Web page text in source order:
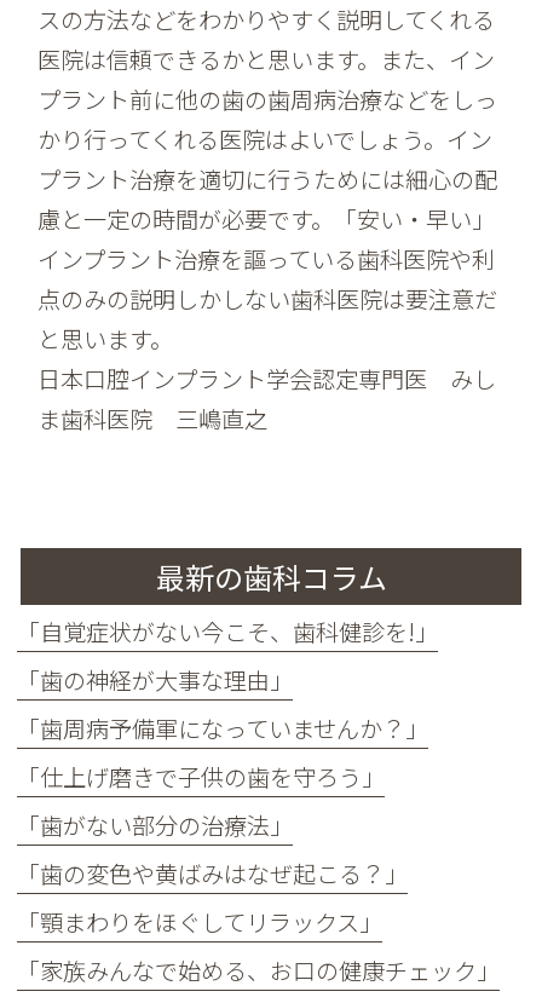
スの方法などをわかりやすく説明してくれる
医院は信頼できるかと思います。また、イン
プラント前に他の歯の歯周病治療などをしっ
かり行ってくれる医院はよいでしょう。イン
プラント治療を適切に行うためには細心の配
慮と一定の時間が必要です。「安い・早い」
インプラント治療を謳っている歯科医院や利
点のみの説明しかしない歯科医院は要注意だ
と思います。
日本口腔インプラント学会認定専門医 みし
ま歯科医院 三嶋直之
最新の歯科コラム
「自覚症状がない今こそ、歯科健診を!」
「歯の神経が大事な理由」
「歯周病予備軍になっていませんか？」
「仕上げ磨きで子供の歯を守ろう」
「歯がない部分の治療法」
「歯の変色や黄ばみはなぜ起こる？」
「顎まわりをほぐしてリラックス」
「家族みんなで始める、お口の健康チェック」